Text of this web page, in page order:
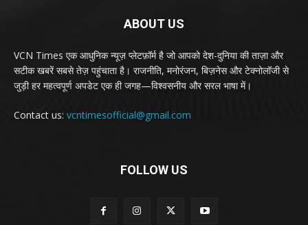
ABOUT US
VCN Times एक आधुनिक न्यूज़ प्लेटफ़ॉर्म है जो आपको देश-दुनिया की ताज़ा और
सटीक खबरें सबसे तेज़ पहुंचाता है। राजनीति, मनोरंजन, बिज़नेस और टेक्नोलॉजी से
जुड़ी हर महत्वपूर्ण अपडेट एक ही जगह—विश्वसनीय और सरल भाषा में।
Contact us: vcntimesofficial@gmail.com
FOLLOW US